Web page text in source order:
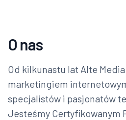
O nas
Od kilkunastu lat Alte
marketingiem
specjalistów i pasjonatów
Jesteśmy Certyfikowanym